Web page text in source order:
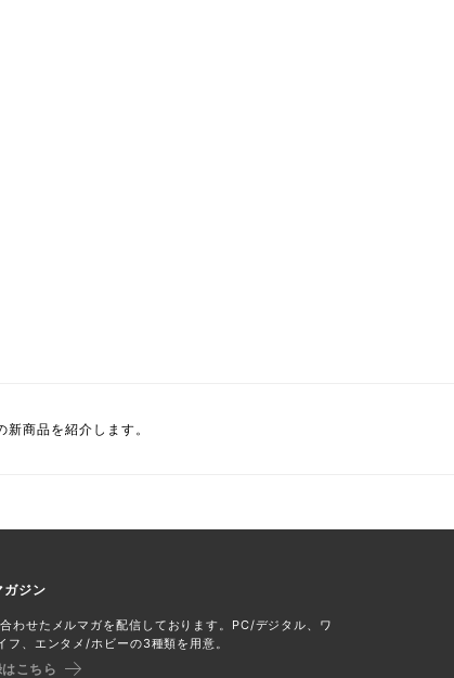
商品を紹介します。
ガジン
わせたメルマガを配信しております。PC/デジタル、ワ
フ、エンタメ/ホビーの3種類を用意。
こちら